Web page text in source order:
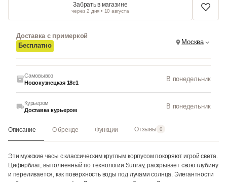
Забрать в магазине
через 2 дня • 10 августа
Доставка с примеркой
Бесплатно
Москва
Самовывоз
Новокузнецкая 18с1
В понедельник
Курьером
Доставка курьером
В понедельник
Описание О бренде Функции Отзывы 0
Эти мужские часы с классическим круглым корпусом покоряют игрой света.
Циферблат, выполненный по технологии Sunray, раскрывает свою глубину
и переливается, как поверхность воды под лучами солнца. Элегантности